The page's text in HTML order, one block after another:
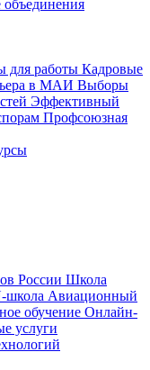
объединения
для работы Кадровые
в МАИ Выборы
Эффективный
Профсоюзная
России Школа
школа Авиационный
обучение Онлайн-
услуги